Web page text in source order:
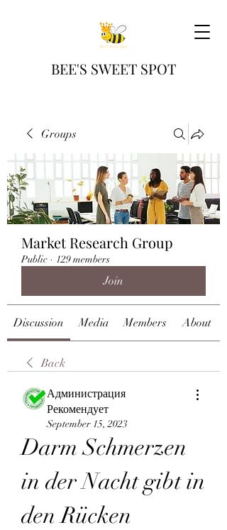
BEE'S SWEET SPOT
Groups
Market Research Group
Public · 129 members
Join
Discussion Media Members About
Back
Администрация
Рекомендует
September 15, 2023
Darm Schmerzen
in der Nacht gibt in
den Rücken